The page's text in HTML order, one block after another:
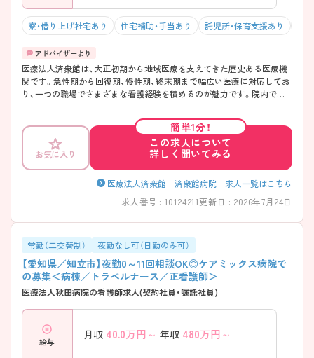
寮・借り上げ社宅あり 住宅補助・手当あり 託児所・保育支援あり
医療法人済衆館は、大正初期から地域医療を支えてきた歴史ある医療機
関です。急性期から回復期、慢性期、終末期まで幅広い医療に対応してお
り、一つの職場でさまざまな看護経験を積めるのが魅力です。院内で治
やすい環境です。また、勤務体系や休日制度も整っており、無理なく長く
働きたい方にぴったりです！子育て支援や教育体制も充実しているため、
これからスキルアップしたい方やブランクのある方にも安心してご勤務
いただけます！長くご勤務したい方にはおすすめの、地域医療を支える安
心の総合病院です♪ ――――――――――――――― ■ 働きやすさ重
大切にしながら働ける環境になっています
――――――――――――――― ライフステージに合わせた働き方が
可能です。 ・24時間対応の院内託児所を完備 ・短時間勤務制度あり（入社
後） ・子育て中のスタッフ多数在籍 → 育児と仕事を無理なく両立できる
職場です♪ ――――――――――――――― ■ 段階的に学べる教育体
制 ――――――――――――――― 経験に応じて安心して成長できま
す。 ・院内ラダー制度でスキルアップ可能 ・復職者向け研修あり ・学会参
――――――――――――――― ■ 幅広い看護を経験できる環境
――――――――――――――― 地域医療の中核として活躍できます。
お気に入り
簡単1分！
この求人について
詳しく聞いてみる
医療法人済衆館 済衆館病院 求人一覧はこちら
求人番号 : 10124211更新日 : 2026年7月24日
常勤（二交替制） 夜勤なし可（日勤のみ可）
【愛知県／知立市】夜勤0～11回相談OK◎ケアミックス病院で
の募集＜病棟／トラベルナース／正看護師＞
医療法人秋田病院の看護師求人(契約社員・嘱託社員)
給与
月収 40.0万円～ 年収 480万円～